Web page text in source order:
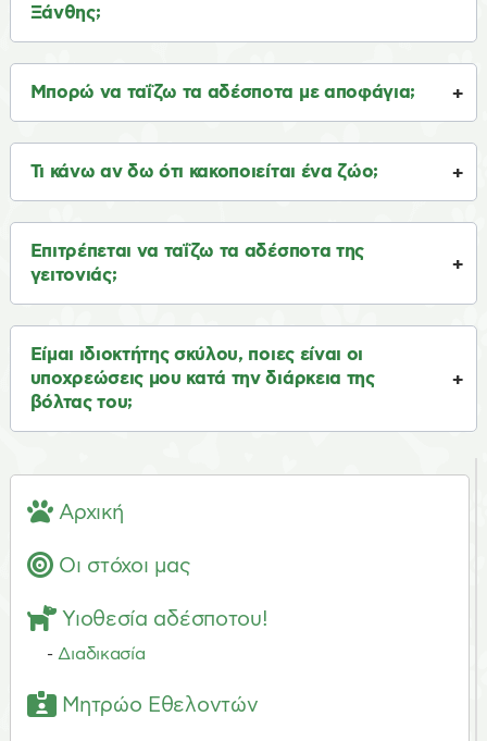
Ξάνθης;
Μπορώ να ταΐζω τα αδέσποτα με αποφάγια;
Τι κάνω αν δω ότι κακοποιείται ένα ζώο;
Επιτρέπεται να ταΐζω τα αδέσποτα της
γειτονιάς;
Είμαι ιδιοκτήτης σκύλου, ποιες είναι οι
υποχρεώσεις μου κατά την διάρκεια της
βόλτας του;
Αρχική
Οι στόχοι μας
Υιοθεσία αδέσποτου!
- Διαδικασία
Μητρώο Εθελοντών